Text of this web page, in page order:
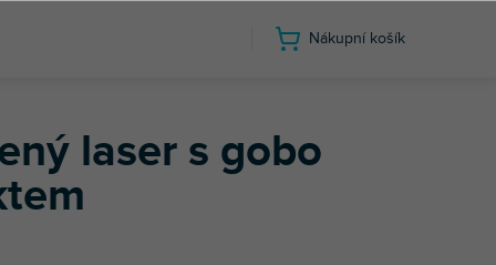
Nákupní košík
laser s gobo